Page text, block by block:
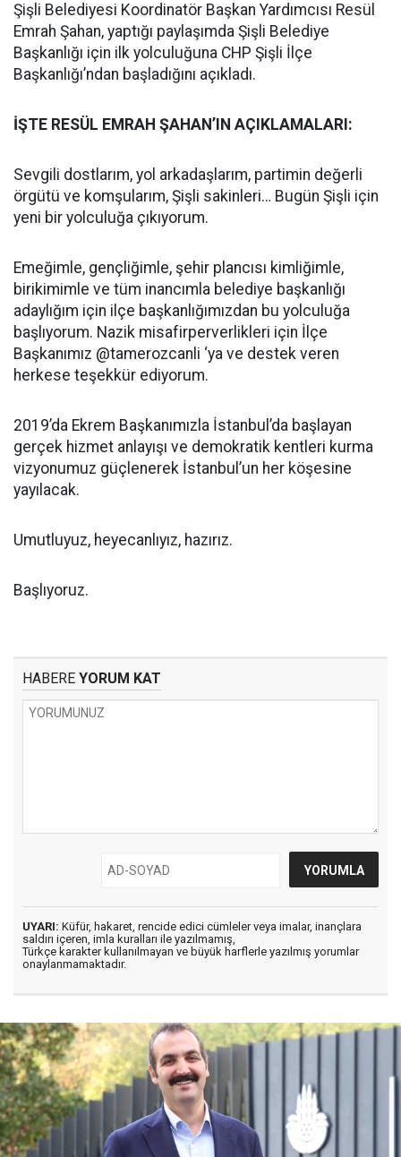
Şişli Belediyesi Koordinatör Başkan Yardımcısı Resül
Emrah Şahan, yaptığı paylaşımda Şişli Belediye
Başkanlığı için ilk yolculuğuna CHP Şişli İlçe
Başkanlığı’ndan başladığını açıkladı.
İŞTE RESÜL EMRAH ŞAHAN’IN AÇIKLAMALARI:
Sevgili dostlarım, yol arkadaşlarım, partimin değerli
örgütü ve komşularım, Şişli sakinleri… Bugün Şişli için
yeni bir yolculuğa çıkıyorum.
Emeğimle, gençliğimle, şehir plancısı kimliğimle,
birikimimle ve tüm inancımla belediye başkanlığı
adaylığım için ilçe başkanlığımızdan bu yolculuğa
başlıyorum. Nazik misafirperverlikleri için İlçe
Başkanımız @tamerozcanli ‘ya ve destek veren
herkese teşekkür ediyorum.
2019’da Ekrem Başkanımızla İstanbul’da başlayan
gerçek hizmet anlayışı ve demokratik kentleri kurma
vizyonumuz güçlenerek İstanbul’un her köşesine
yayılacak.
Umutluyuz, heyecanlıyız, hazırız.
Başlıyoruz.
HABERE YORUM KAT
UYARI: Küfür, hakaret, rencide edici cümleler veya imalar, inançlara
saldırı içeren, imla kuralları ile yazılmamış,
Türkçe karakter kullanılmayan ve büyük harflerle yazılmış yorumlar
onaylanmamaktadır.